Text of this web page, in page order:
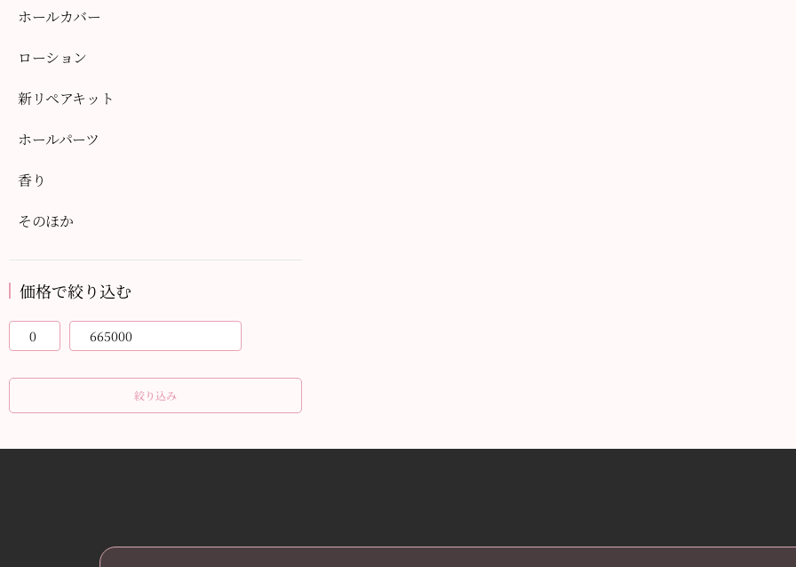
ホールカバー
ローション
新リペアキット
ホールパーツ
香り
そのほか
価格で絞り込む
絞り込み